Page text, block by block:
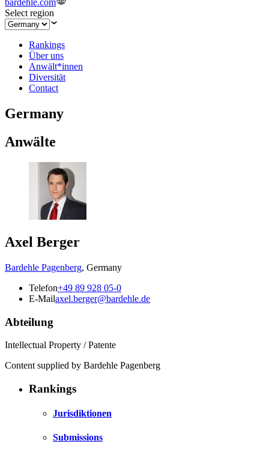
bardehle.com
Select region
Rankings
Über uns
Anwält*innen
Diversität
Contact
Germany
Anwälte
Axel Berger
Bardehle Pagenberg, Germany
Telefon+49 89 928 05-0
E-Mailaxel.berger@bardehle.de
Abteilung
Intellectual Property / Patente
Content supplied by Bardehle Pagenberg
Rankings
Jurisdiktionen
Submissions